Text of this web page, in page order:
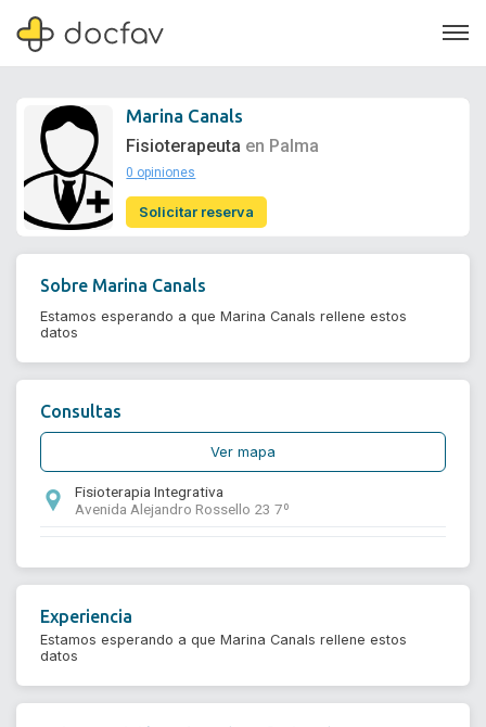
Soporte
¿Eres un doctor?
Marina Canals
Fisioterapeuta en Palma
0 opiniones
Solicitar reserva
Sobre Marina Canals
Estamos esperando a que Marina Canals rellene estos
datos
Consultas
Ver mapa
Fisioterapia Integrativa
Avenida Alejandro Rossello 23 7º
Experiencia
Estamos esperando a que Marina Canals rellene estos
datos